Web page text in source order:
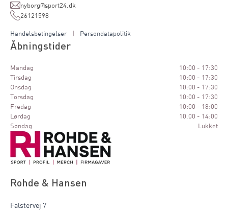
nyborg@sport24.dk
26121598
Handelsbetingelser | Persondatapolitik
Åbningstider
Mandag
10:00 - 17:30
Tirsdag
10:00 - 17:30
Onsdag
10:00 - 17:30
Torsdag
10:00 - 17:30
Fredag
10:00 - 18:00
Lørdag
10.00 - 14:00
Søndag
Lukket
Rohde & Hansen
Falstervej 7